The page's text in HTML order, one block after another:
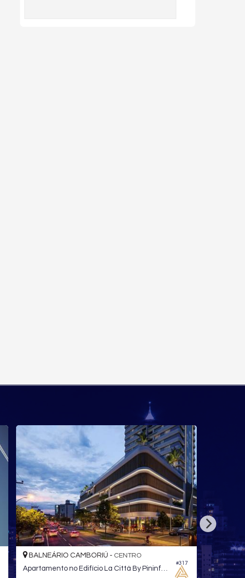
CAMBORIÚ -CENTRO
Apartamento no Edifício La Città By Pininfarina
BALNEÁRIO